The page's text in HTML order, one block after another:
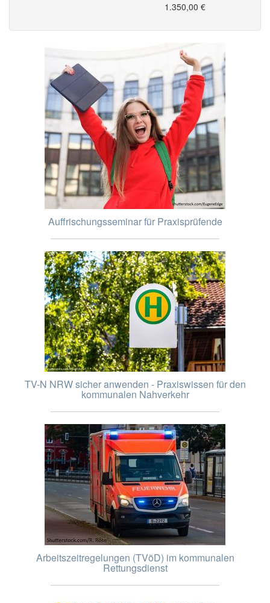
1.350,00 €
Auffrischungsseminar für Praxisprüfende
TV-N NRW sicher anwenden - Praxiswissen für den
kommunalen Nahverkehr
Arbeitszeitregelungen (TVöD) im kommunalen
Rettungsdienst